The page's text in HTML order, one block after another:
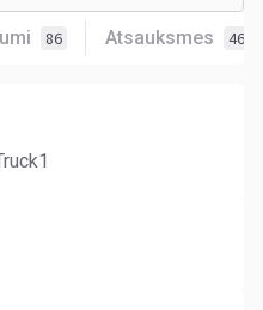
86 Atsauksmes 46